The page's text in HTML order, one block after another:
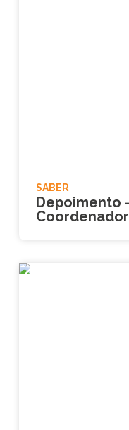
SABER
Depoimento